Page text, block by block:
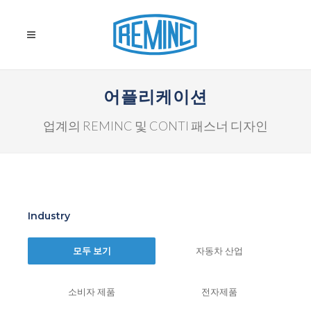
어플리케이션
업계의 REMINC 및 CONTI 패스너 디자인
Industry
모두 보기 자동차 산업
소비자 제품 전자제품